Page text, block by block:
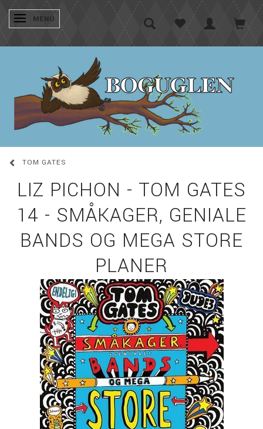
SKIFTE NAVIGATION
MENU
TOM GATES
LIZ PICHON - TOM GATES
14 - SMÅKAGER, GENIALE
BANDS OG MEGA STORE
PLANER